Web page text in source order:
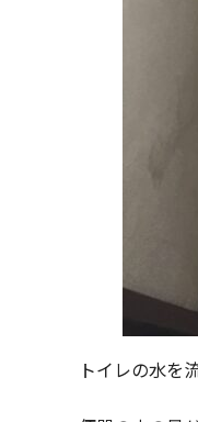
トイレの水を